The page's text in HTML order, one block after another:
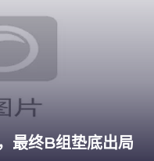
最终B组垫底出局